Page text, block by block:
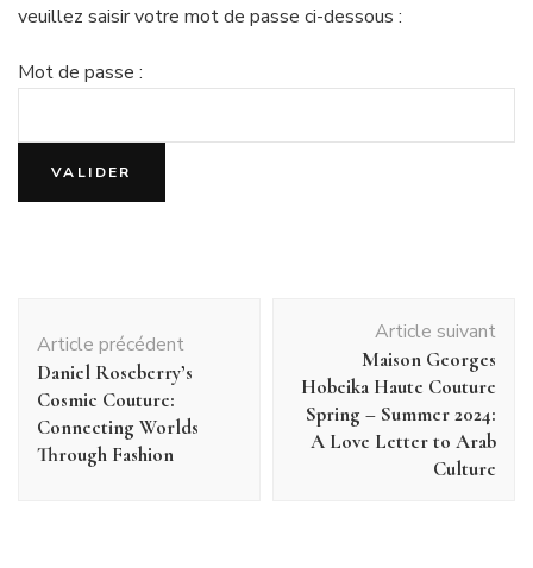
veuillez saisir votre mot de passe ci-dessous :
Mot de passe :
d'article
Article précédent
Daniel Roseberry’s
Cosmic Couture:
Connecting Worlds
Through Fashion
Article suivant
Maison Georges
Hobeika Haute Couture
Spring – Summer 2024:
A Love Letter to Arab
Culture